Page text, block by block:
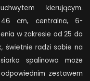
kierującym.
46 cm, centralna, 6-
w zakresie od 25 do
świetnie radzi sobie na
spalinowa może
zestawem